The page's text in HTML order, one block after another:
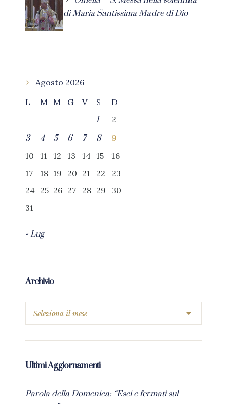
di Maria Santissima Madre di Dio
Agosto 2026
L
M M G V S
D
1
2
3
4 5 6 7 8
9
10
11 12 13 14 15
16
17
18 19 20 21 22
23
24 25 26 27 28 29
30
31
« Lug
Archivio
Ultimi Aggiornamenti
Parola della Domenica: “Esci e fermati sul